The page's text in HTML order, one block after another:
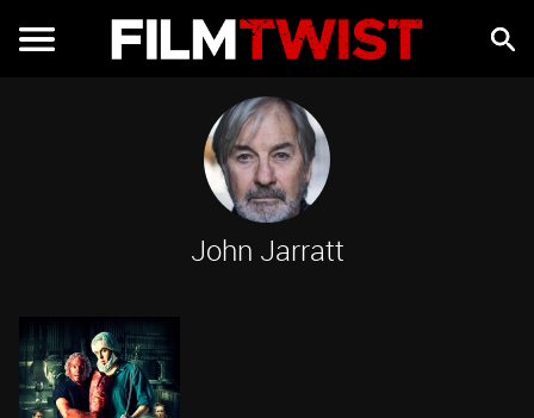
John Jarratt